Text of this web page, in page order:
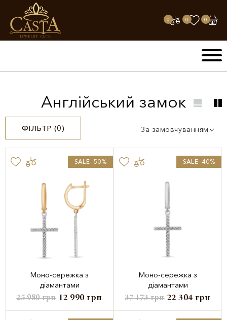
0 0 0
Англійський замок
ФІЛЬТР (0) За замовчуванням
SALE -50%
Моно-сережка з
діамантами
25 980грн 12 990 грн
SALE -40%
Моно-сережка з
діамантами
37 173грн 22 304 грн